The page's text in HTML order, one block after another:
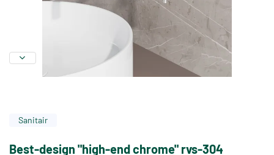
Sanitair
Best-design "high-end chrome" rvs-304